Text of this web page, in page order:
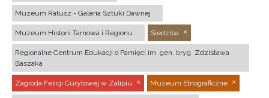
Muzeum Ratusz - Galeria Sztuki Dawnej
Muzeum Historii Tarnowa i Regionu Siedziba
Regionalne Centrum Edukacji o Pamięci im. gen. bryg. Zdzisława
Baszaka
Zagroda Felicji Curyłowej w Zalipiu Muzeum Etnograficzne